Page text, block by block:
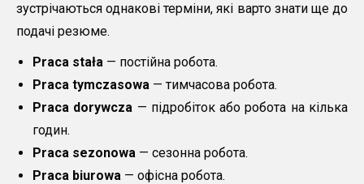
зустрічаються однакові терміни, які варто знати ще до
подачі резюме.
Praca stała — постійна робота.
Praca tymczasowa — тимчасова робота.
Praca dorywcza — підробіток або робота на кілька
годин.
Praca sezonowa — сезонна робота.
Praca biurowa — офісна робота.